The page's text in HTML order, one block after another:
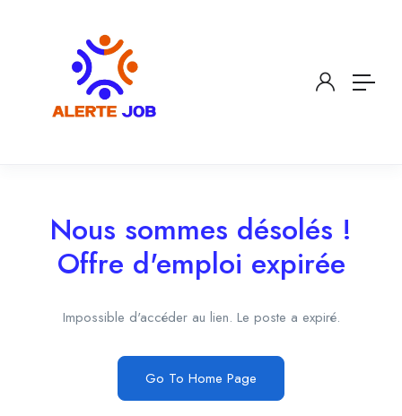
Nous sommes désolés !
Offre d'emploi expirée
Impossible d'accéder au lien. Le poste a expiré.
Go To Home Page